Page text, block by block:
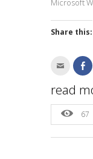
Share this:
Click
email
this
to
friend
(Opens
in
window)
to
in
read
67